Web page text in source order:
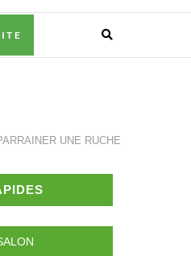
UNE RUCHE